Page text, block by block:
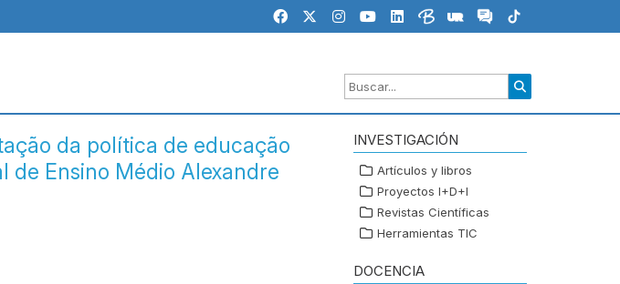
da política de educação
de Ensino Médio Alexandre
INVESTIGACIÓN
Artículos y libros
Proyectos I+D+I
Revistas Científicas
Herramientas TIC
DOCENCIA